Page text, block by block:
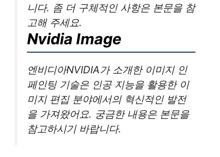
니다. 좀 더 구체적인 사항은 본문을 참
고해 주세요.
Nvidia Image
엔비디아NVIDIA가 소개한 이미지 인
페인팅 기술은 인공 지능을 활용한 이
미지 편집 분야에서의 혁신적인 발전
을 가져왔어요. 궁금한 내용은 본문을
참고하시기 바랍니다.